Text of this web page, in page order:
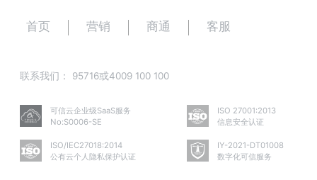
首页 营销 商通 客服
联系我们： 95716或4009 100 100
可信云企业级SaaS服务
No:S0006-SE
ISO 27001:2013
信息安全认证
ISO/IEC27018:2014
公有云个人隐私保护认证
IY-2021-DT01008
数字化可信服务